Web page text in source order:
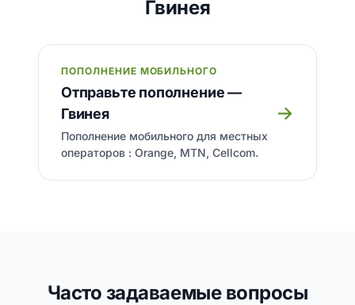
Гвинея
ПОПОЛНЕНИЕ МОБИЛЬНОГО
Отправьте пополнение —
Гвинея
Пополнение мобильного для местных
операторов : Orange, MTN, Cellcom.
→
Часто задаваемые вопросы